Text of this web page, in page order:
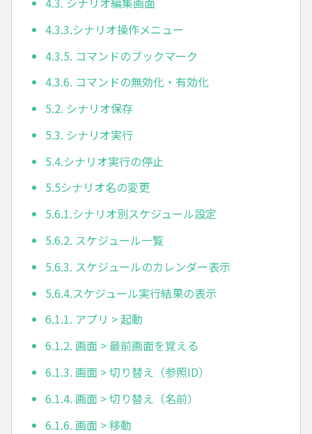
4.3.3.シナリオ操作メニュー
4.3.5. コマンドのブックマーク
4.3.6. コマンドの無効化・有効化
5.2. シナリオ保存
5.3. シナリオ実行
5.4.シナリオ実行の停止
5.5シナリオ名の変更
5.6.1.シナリオ別スケジュール設定
5.6.2. スケジュール一覧
5.6.3. スケジュールのカレンダー表示
5.6.4.スケジュール実行結果の表示
6.1.1. アプリ > 起動
6.1.2. 画面 > 最前画面を覚える
6.1.3. 画面 > 切り替え（参照ID）
6.1.4. 画面 > 切り替え（名前）
6.1.6. 画面 > 移動